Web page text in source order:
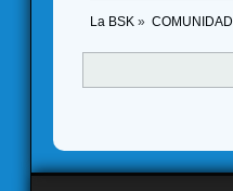
La BSK » COMUNIDAD